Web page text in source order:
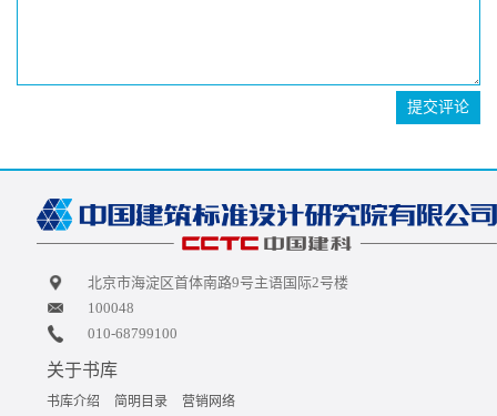
提交评论
北京市海淀区首体南路9号主语国际2号楼
100048
010-68799100
关于书库
书库介绍 简明目录 营销网络